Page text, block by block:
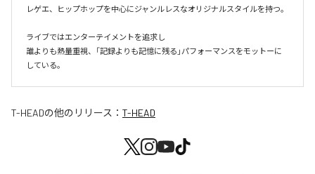
レゲエ、ヒップホップを中心にジャンルレスなオリジナルスタイルを持つ。
ライブではエンターテイメントを追求し
誰よりも熱量重視、「記録よりも記憶に残る」パフォーマンスをモットーに
している。
T-HEADの他のリリース： T-HEAD